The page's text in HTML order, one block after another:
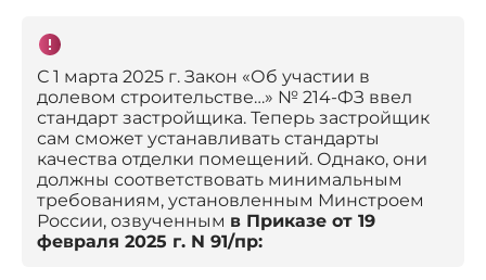
С 1 марта 2025 г. Закон «Об участии в
долевом строительстве…» № 214-ФЗ ввел
стандарт застройщика. Теперь застройщик
сам сможет устанавливать стандарты
качества отделки помещений. Однако, они
должны соответствовать минимальным
требованиям, установленным Минстроем
России, озвученным в Приказе от 19
февраля 2025 г. N 91/пр: